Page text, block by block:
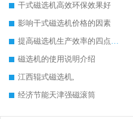
干式磁选机高效环保效果好
影响干式磁选机价格的因素
提高磁选机生产效率的四点方法
磁选机的使用说明介绍
江西辊式磁选机,
经济节能天津强磁滚筒